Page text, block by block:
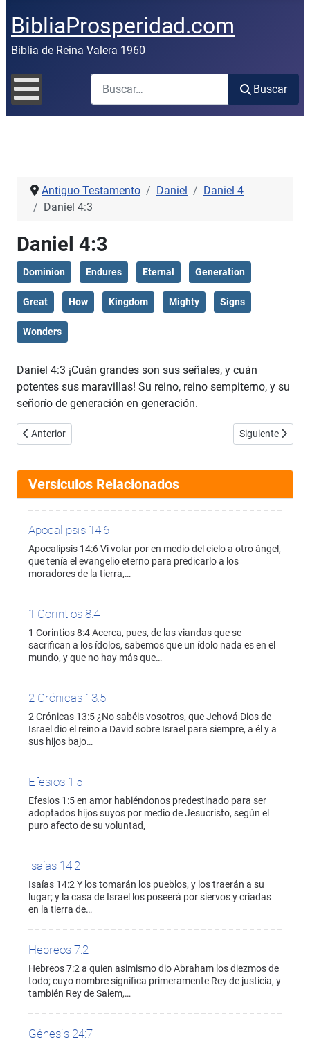
BibliaProsperidad.com
Biblia de Reina Valera 1960
Buscar
Buscar
Antiguo Testamento Daniel
Daniel 4
Daniel 4:3
Daniel 4:3
Dominion Endures Eternal Generation
Great How Kingdom Mighty Signs
Wonders
Daniel 4:3 ¡Cuán grandes son sus señales, y cuán
potentes sus maravillas! Su reino, reino sempiterno, y su
señorío de generación en generación.
Artículo anterior: Daniel 4:2
Anterior Artículo
Siguiente
Versículos Relacionados
Apocalipsis 14:6
Apocalipsis 14:6 Vi volar por en medio del cielo a otro ángel,
que tenía el evangelio eterno para predicarlo a los
moradores de la tierra,…
1 Corintios 8:4
1 Corintios 8:4 Acerca, pues, de las viandas que se
sacrifican a los ídolos, sabemos que un ídolo nada es en el
mundo, y que no hay más que…
2 Crónicas 13:5
2 Crónicas 13:5 ¿No sabéis vosotros, que Jehová Dios de
Israel dio el reino a David sobre Israel para siempre, a él y a
sus hijos bajo…
Efesios 1:5
Efesios 1:5 en amor habiéndonos predestinado para ser
adoptados hijos suyos por medio de Jesucristo, según el
puro afecto de su voluntad,
Isaías 14:2
Isaías 14:2 Y los tomarán los pueblos, y los traerán a su
lugar; y la casa de Israel los poseerá por siervos y criadas
en la tierra de…
Hebreos 7:2
Hebreos 7:2 a quien asimismo dio Abraham los diezmos de
todo; cuyo nombre significa primeramente Rey de justicia, y
también Rey de Salem,…
Génesis 24:7